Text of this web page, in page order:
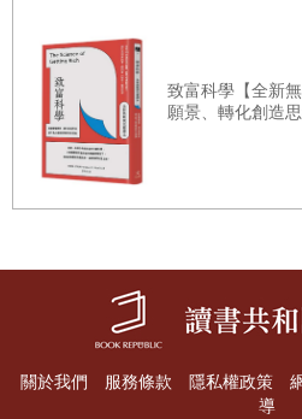
進入不知是第幾次的人生改革期。
也是在那個時候我才發現，本來
沒想到自我肯定感居然那麼低。
我當時的生活方式、工作方式，
為了擺脫那樣的自己，我開始放
目標就是成為一個懶人。
應是奏效了吧！ 最近，我的朋友
致富科學【全新
願景、轉化創造
關於我們 服務條款 隱私權政策
導